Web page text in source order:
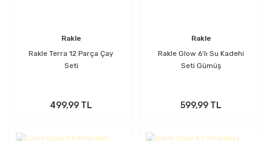
Rakle
Rakle Terra 12 Parça Çay
Seti
499,99 TL
Rakle
Rakle Glow 6'lı Su Kadehi
Seti Gümüş
599,99 TL